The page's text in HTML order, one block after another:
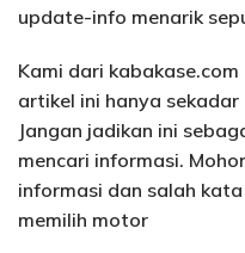
update-info menarik
Kami dari
artikel ini hanya
Jangan jadikan ini
mencari informasi.
informasi dan salah
memilih motor